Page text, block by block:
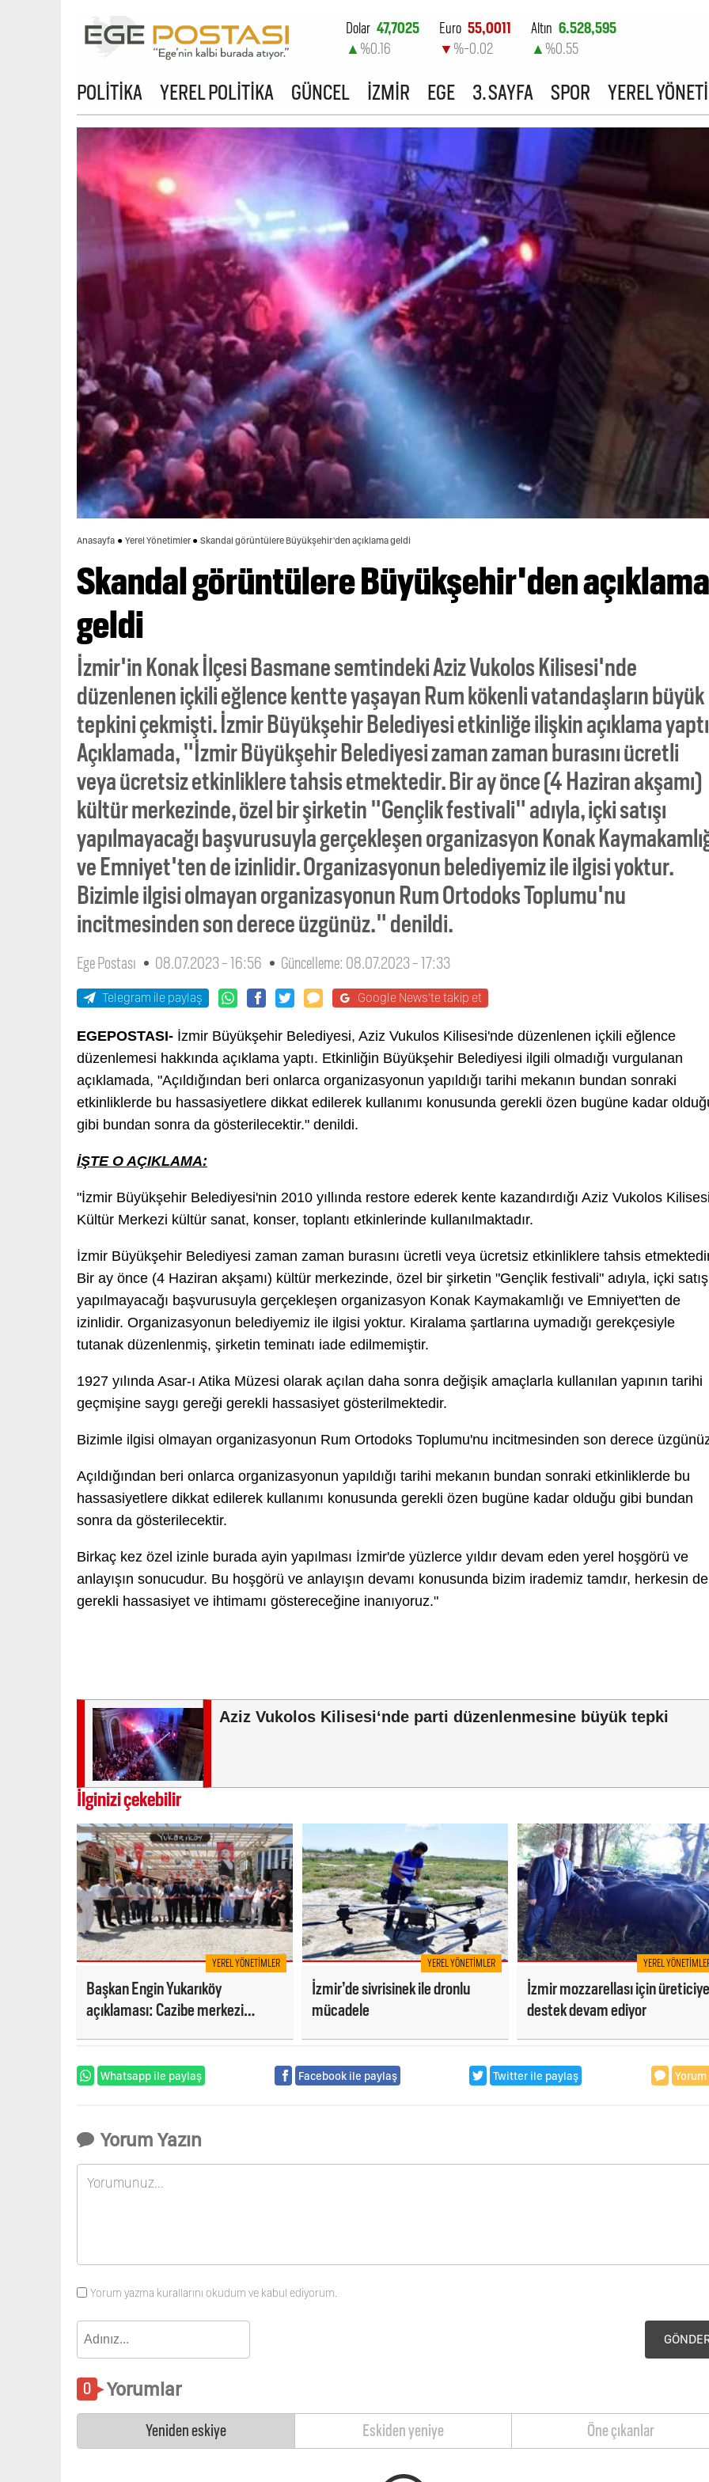
Dolar 47,7025
▲ %0.16
Euro 55,0011
▼ %-0.02
Altın 6.528,595
▲ %0.55
%0
POLİTİKA YEREL POLİTİKA GÜNCEL İZMİR EGE 3. SAYFA SPOR YEREL
Anasayfa Yerel Yönetimler Skandal görüntülere Büyükşehir'den açıklama geldi
Skandal görüntülere Büyükşehir'den açıklama
geldi
İzmir'in Konak İlçesi Basmane semtindeki Aziz Vukolos Kilisesi'nde
düzenlenen içkili eğlence kentte yaşayan Rum kökenli vatandaşların büyük
tepkini çekmişti. İzmir Büyükşehir Belediyesi etkinliğe ilişkin açıklama
Açıklamada, "İzmir Büyükşehir Belediyesi zaman zaman burasını ücretli
veya ücretsiz etkinliklere tahsis etmektedir. Bir ay önce (4 Haziran akşamı)
kültür merkezinde, özel bir şirketin "Gençlik festivali" adıyla, içki satışı
yapılmayacağı başvurusuyla gerçekleşen organizasyon Konak
ve Emniyet'ten de izinlidir. Organizasyonun belediyemiz ile ilgisi yoktur.
Bizimle ilgisi olmayan organizasyonun Rum Ortodoks Toplumu'nu
incitmesinden son derece üzgünüz." denildi.
Ege Postası 08.07.2023 - 16:56 Güncelleme: 08.07.2023 - 17:33
Telegram ile paylaş Google News'te takip et
EGEPOSTASI- İzmir Büyükşehir Belediyesi, Aziz Vukulos Kilisesi'nde düzenlenen içkili eğlence
düzenlemesi hakkında açıklama yaptı. Etkinliğin Büyükşehir Belediyesi ilgili olmadığı vurgulanan
açıklamada, "Açıldığından beri onlarca organizasyonun yapıldığı tarihi mekanın bundan sonraki
etkinliklerde bu hassasiyetlere dikkat edilerek kullanımı konusunda gerekli özen bugüne kadar
gibi bundan sonra da gösterilecektir." denildi.
İŞTE O AÇIKLAMA:
"İzmir Büyükşehir Belediyesi'nin 2010 yıllında restore ederek kente kazandırdığı Aziz Vukolos
Kültür Merkezi kültür sanat, konser, toplantı etkinlerinde kullanılmaktadır.
İzmir Büyükşehir Belediyesi zaman zaman burasını ücretli veya ücretsiz etkinliklere tahsis
Bir ay önce (4 Haziran akşamı) kültür merkezinde, özel bir şirketin "Gençlik festivali" adıyla, içki
yapılmayacağı başvurusuyla gerçekleşen organizasyon Konak Kaymakamlığı ve Emniyet'ten de
izinlidir. Organizasyonun belediyemiz ile ilgisi yoktur. Kiralama şartlarına uymadığı gerekçesiyle
tutanak düzenlenmiş, şirketin teminatı iade edilmemiştir.
1927 yılında Asar-ı Atika Müzesi olarak açılan daha sonra değişik amaçlarla kullanılan yapının tarihi
geçmişine saygı gereği gerekli hassasiyet gösterilmektedir.
Bizimle ilgisi olmayan organizasyonun Rum Ortodoks Toplumu'nu incitmesinden son derece
Açıldığından beri onlarca organizasyonun yapıldığı tarihi mekanın bundan sonraki etkinliklerde bu
hassasiyetlere dikkat edilerek kullanımı konusunda gerekli özen bugüne kadar olduğu gibi bundan
sonra da gösterilecektir.
Birkaç kez özel izinle burada ayin yapılması İzmir'de yüzlerce yıldır devam eden yerel hoşgörü ve
anlayışın sonucudur. Bu hoşgörü ve anlayışın devamı konusunda bizim irademiz tamdır, herkesin de
gerekli hassasiyet ve ihtimamı göstereceğine inanıyoruz."
Aziz Vukolos Kilisesi‘nde parti düzenlenmesine büyük tepki
İlginizi çekebilir
YEREL YÖNETIMLER
Başkan Engin Yukarıköy
açıklaması: Cazibe merkezi
YEREL YÖNETIMLER
İzmir’de sivrisinek ile dronlu
mücadele
YEREL
İzmir mozzarellası için
destek devam ediyor
Whatsapp ile paylaş Facebook ile paylaş Twitter ile paylaş Yorum
Yorum Yazın
Yorum yazma kurallarını okudum ve kabul ediyorum.
Yorumlar
Yeniden eskiye Eskiden yeniye Öne çıkanlar